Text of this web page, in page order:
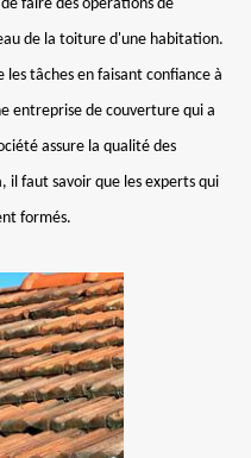
faire des opérations de
de la toiture d'une habitation.
les tâches en faisant confiance à
entreprise de couverture qui a
assure la qualité des
il faut savoir que les experts qui
formés.